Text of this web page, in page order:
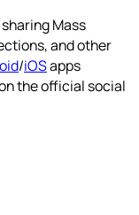
Mass
and other
/iOSapps
the official social